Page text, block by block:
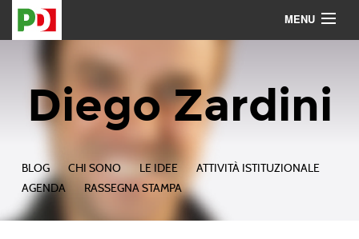
MENU
Diego Zardini
BLOG CHI SONO LE IDEE
ATTIVITÀ ISTITUZIONALE
AGENDA
RASSEGNA STAMPA